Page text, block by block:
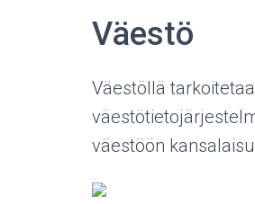
Väestö
Väestöllä
väestöön